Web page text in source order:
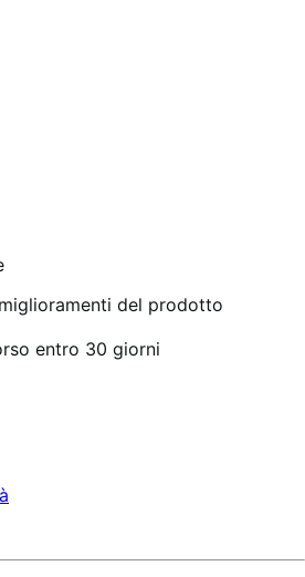
del prodotto
entro 30 giorni